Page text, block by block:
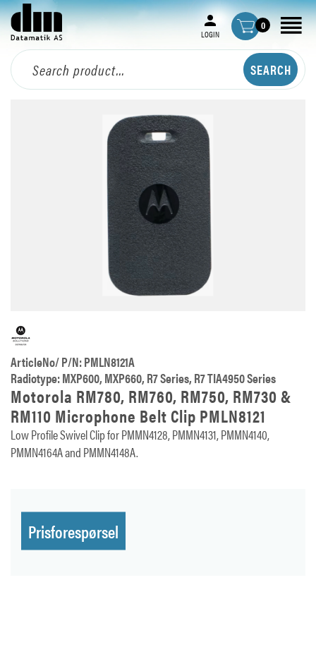
LOGIN
0
ArticleNo/ P/N: PMLN8121A
Radiotype: MXP600, MXP660, R7 Series, R7 TIA4950 Series
Motorola RM780, RM760, RM750, RM730 &
RM110 Microphone Belt Clip PMLN8121
Low Profile Swivel Clip for PMMN4128, PMMN4131, PMMN4140,
PMMN4164A and PMMN4148A.
Prisforespørsel